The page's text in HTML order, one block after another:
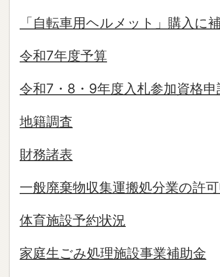
「自転車用ヘルメット」購入に
令和7年度予算
令和7・8・9年度入札参加資格申
地籍調査
財務諸表
一般廃棄物収集運搬処分業の許
体育施設予約状況
家庭生ごみ処理施設事業補助金